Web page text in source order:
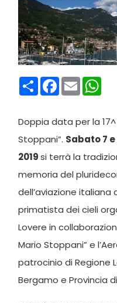
CondividiFacebook
Email
Doppia data per la
Stoppani”. Sabato 7
2019si terrà la
memoria del
dell’aviazione italiana
primatista dei cieli
Lovere in
Mario Stoppani” e
patrocinio di Regione
Bergamo e Provincia